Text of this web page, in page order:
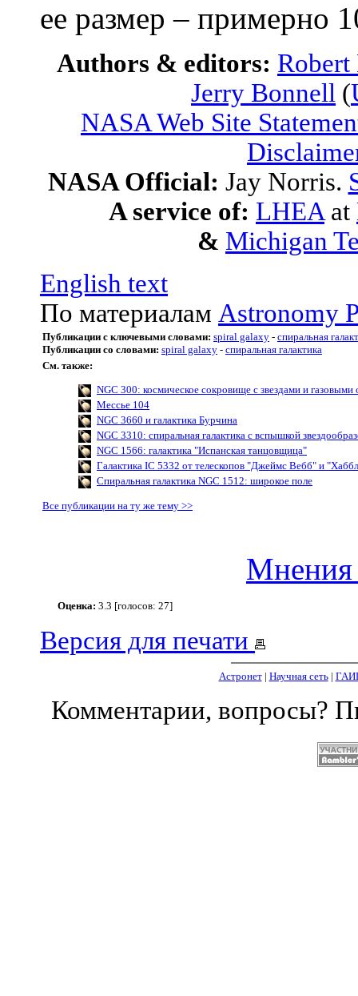
ее размер – примерно
Authors & editors:
Jerry Bonnell (
NASA Web Site
NASA Official: Jay Norris.
A service of: LHEA at
& Michigan
English text
По материалам Astronomy
Публикации с ключевыми словами: spiral galaxy - спиральная
Публикации со словами: spiral galaxy - спиральная галактика
См. также:
NGC 300: космическое сокровище с звездами и газовыми
Мессье 104
NGC 3660 и галактика Бурчина
NGC 3310: спиральная галактика с вспышкой
NGC 1566: галактика "Испанская танцовщица"
Галактика IC 5332 от телескопов "Джеймс Вебб" и
Спиральная галактика NGC 1512: широкое поле
Все публикации на ту же тему >>
Мнения
Оценка: 3.3 [голосов: 27]
Версия для печати
Астронет| Научная сеть|
Комментарии, вопросы?